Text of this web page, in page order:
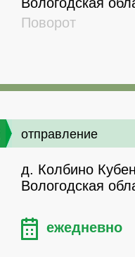
Поворот
отправление
д. Колбино
Вологодская
ежедневно